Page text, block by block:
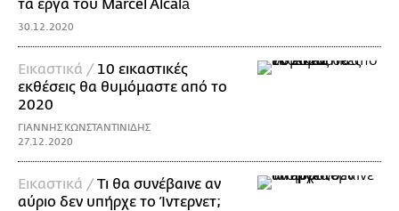
τα έργα του Marcel Alcalá
30.12.2020
Εικαστικά / 10 εικαστικές
εκθέσεις θα θυμόμαστε από το
2020
ΓΙΑΝΝΗΣ ΚΩΝΣΤΑΝΤΙΝΙΔΗΣ
27.12.2020
Εικαστικά /Τι θα συνέβαινε αν
αύριο δεν υπήρχε το Ίντερνετ;